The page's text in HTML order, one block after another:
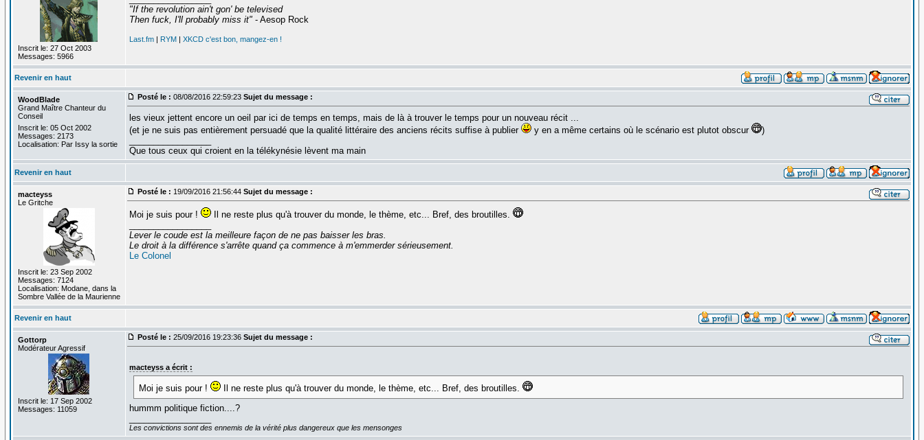
Inscrit le: 27 Oct 2003
Messages: 5966
"If the revolution ain't gon' be televised
Then fuck, I'll probably miss it"- Aesop Rock
Last.fm| RYM| XKCD c'est bon, mangez-en !
Revenir en haut
WoodBlade
Grand Maître Chanteur du
Conseil
Inscrit le: 05 Oct 2002
Messages: 2173
Localisation: Par Issy la sortie
Posté le : 08/08/2016 22:59:23 Sujet du message :
les vieux jettent encore un oeil par ici de temps en temps, mais de là à trouver le temps pour un nouveau récit ...
(et je ne suis pas entièrement persuadé que la qualité littéraire des anciens récits suffise à publier
y en a même certains où le scénario est plutot obscur
)
Que tous ceux qui croient en la télékynésie lèvent ma main
Revenir en haut
macteyss
Le Gritche
Inscrit le: 23 Sep 2002
Messages: 7124
Localisation: Modane, dans la
Sombre Vallée de la Maurienne
Posté le : 19/09/2016 21:56:44 Sujet du message :
Moi je suis pour !
Il ne reste plus qu'à trouver du monde, le thème, etc... Bref, des broutilles.
Lever le coude est la meilleure façon de ne pas baisser les bras.
Le droit à la différence s'arrête quand ça commence à m'emmerder sérieusement.
Le Colonel
Revenir en haut
Gottorp
Modérateur Agressif
Inscrit le: 17 Sep 2002
Messages: 11059
Posté le : 25/09/2016 19:23:36 Sujet du message :
macteyss a écrit :
Moi je suis pour !
Il ne reste plus qu'à trouver du monde, le thème, etc... Bref, des broutilles.
hummm politique fiction....?
Les convictions sont des ennemis de la vérité plus dangereux que les mensonges